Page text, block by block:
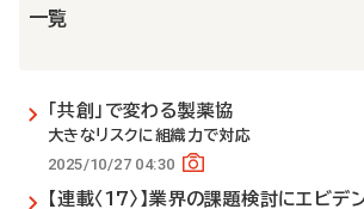
一覧
「共創」で変わる製薬協
大きなリスクに組織力で対応
2025/10/27 04:30
【連載〈17〉】業界の課題検討にエビデ